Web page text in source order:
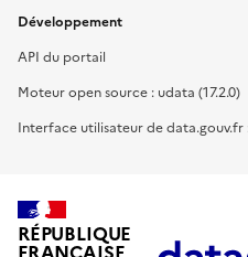
Développement
API du portail
Moteur open source : udata (17.2.0)
Interface utilisateur de data.gouv.fr
RÉPUBLIQUE